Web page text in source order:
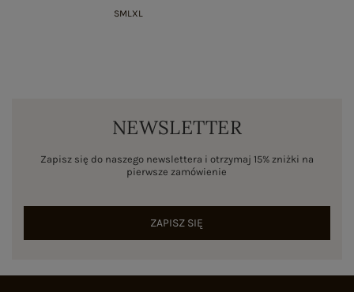
SMLXL
NEWSLETTER
Zapisz się do naszego newslettera i otrzymaj 15% zniżki na
pierwsze zamówienie
ZAPISZ SIĘ